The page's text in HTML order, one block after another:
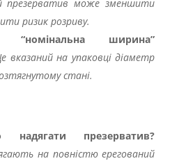
презерватив може зменшити
ризик розриву.
ширина”
вказаний на упаковці діаметр
стані.
презерватив?
на повністю ерегований